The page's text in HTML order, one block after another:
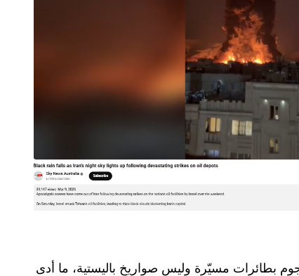
بطائرات مسيّرة وليس صواريخ باليستية، ما أدى